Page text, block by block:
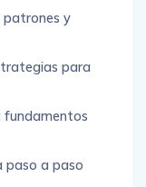
y
para